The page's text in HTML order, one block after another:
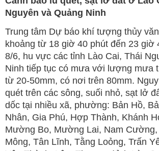
Nguyên và Quảng Ninh
Trung tâm Dự báo khí tượng thủy
khoảng từ 18 giờ 40 phút đến 23 giờ
8/6, hu vực các tỉnh Lào Cai, Thái
Ninh tiếp tục có mưa với lượng mưa
từ 20-50mm, có nơi trên 80mm.
quét trên các sông, suối nhỏ, sạt lở
dốc tại nhiều xã, phường: Bản Hồ,
Nhân, Gia Phú, Hợp Thành, Khánh
Mường Bo, Mường Lai, Nam
Mông, Tân Lĩnh, Tằng Loỏng, Trấn